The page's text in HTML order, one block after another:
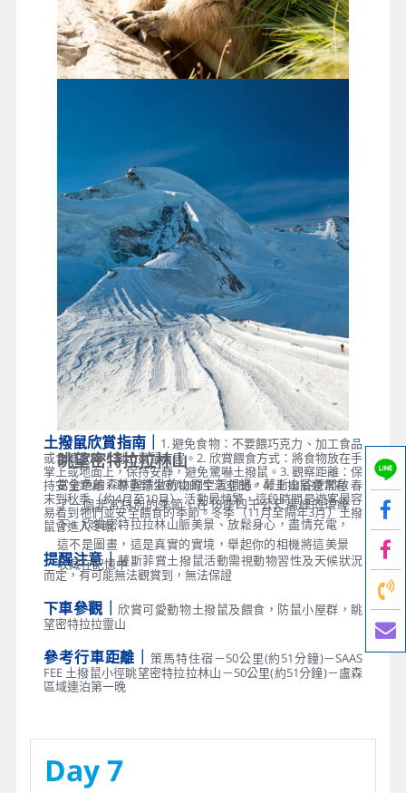
土撥鼠在岩石與草地間跳躍。小徑環境清幽，四周群山
環抱，還能俯瞰村莊與冰川美景。適合全家大小，邊走
邊觀察自然生態，是一次親近大自然與可愛野生動物的
輕鬆體驗。
眺望密特拉拉林山
當金色的森林與清澈的山間空氣相遇，薩斯山谷便開啟
了一個非常特別的季節。在18座四千公尺高峰的環繞
下、欣賞密特拉拉林山脈美景、放鬆身心，盡情充電，
這不是圖畫，這是真實的實境，舉起你的相機將這美景
收藏在記憶中。
土撥鼠欣賞指南｜
1. 避免食物：不要餵巧克力、加工食品
或含糖飲料，對土撥鼠有害。2. 欣賞餵食方式：將食物放在手
掌上或地面上，保持安靜，避免驚嚇土撥鼠。3. 觀察距離：保
持安全距離，尊重野生動物的生活空間。4. 土撥鼠通常在 春
末到秋季（約4月至10月） 活動最頻繁，這段時間是遊客最容
易看到牠們並安全餵食的季節。冬季（11月至隔年3月）土撥
鼠會進入冬眠。
提醒注意｜薩斯菲賞土撥鼠活動需視動物習性及天候狀況
而定，有可能無法觀賞到，無法保證
下車參觀｜
欣賞可愛動物土撥鼠及餵食，防鼠小屋群，眺
望密特拉拉靈山
參考行車距離｜
策馬特住宿－50公里(約51分鐘)－SAAS
FEE 土撥鼠小徑眺望密特拉拉林山－50公里(約51分鐘)－盧森
區域連泊第一晚
Day 7